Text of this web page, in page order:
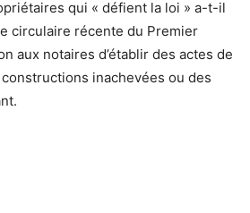
qui « défient la loi » a-t-il
circulaire récente du Premier
aux notaires d’établir des actes de
inachevées ou des